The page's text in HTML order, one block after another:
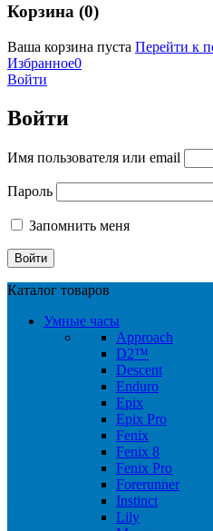
Корзина (0)
Ваша корзина пуста Перейти к
Избранное0
Войти
Войти
Имя пользователя или email
Пароль
Запомнить меня
Каталог товаров
Умные часы
Approach
D2™
Descent
Enduro
Epix
Epix Pro
Fenix
Fenix 8
Fenix Pro
Forerunner
Instinct
Lily